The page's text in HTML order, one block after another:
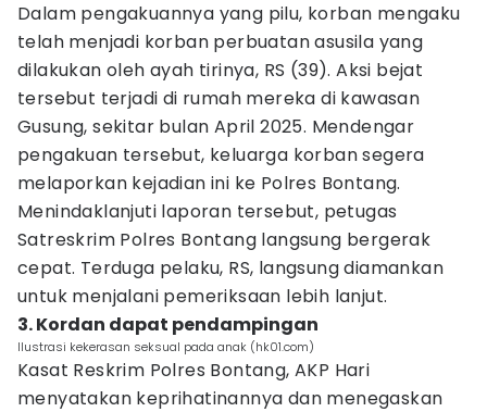
Dalam pengakuannya yang pilu, korban mengaku
telah menjadi korban perbuatan asusila yang
dilakukan oleh ayah tirinya, RS (39). Aksi bejat
tersebut terjadi di rumah mereka di kawasan
Gusung, sekitar bulan April 2025. Mendengar
pengakuan tersebut, keluarga korban segera
melaporkan kejadian ini ke Polres Bontang.
Menindaklanjuti laporan tersebut, petugas
Satreskrim Polres Bontang langsung bergerak
cepat. Terduga pelaku, RS, langsung diamankan
untuk menjalani pemeriksaan lebih lanjut.
3. Kordan dapat pendampingan
Ilustrasi kekerasan seksual pada anak (hk01.com)
Kasat Reskrim Polres Bontang, AKP Hari
menyatakan keprihatinannya dan menegaskan